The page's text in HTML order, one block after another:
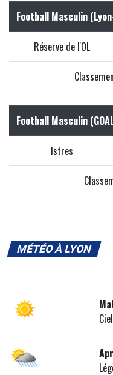
Football Masculin
Réserve de l'OL
Football Masculin
Istres
MÉTÉO À LYON